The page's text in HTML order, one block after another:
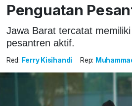
Penguatan
Jawa Barat tercatat
pesantren aktif.
Red: Ferry Kisihandi Rep: